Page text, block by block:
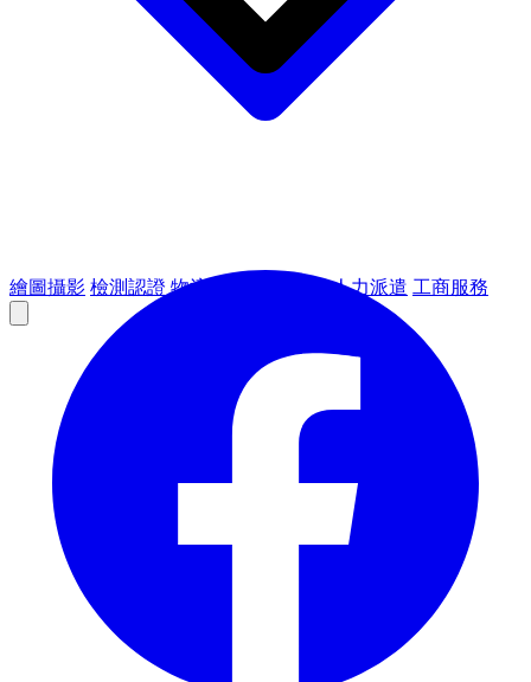
繪圖攝影 檢測認證 物流倉儲 人力派遣 工商服務